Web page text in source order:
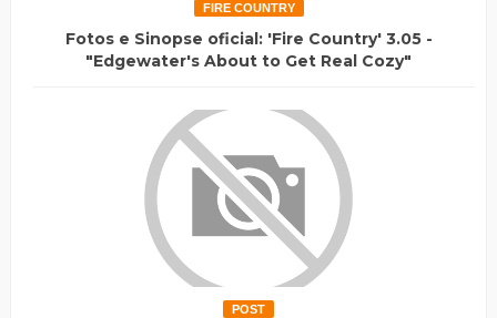
FIRE COUNTRY
Fotos e Sinopse oficial: 'Fire Country' 3.05 -
"Edgewater's About to Get Real Cozy"
POST